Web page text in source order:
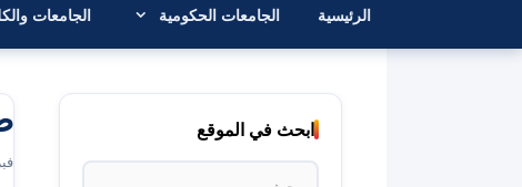
الرئيسية الجامعات الحكومية الجامعات
ابحث في الموقع
البحث